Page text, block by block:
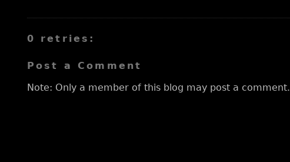
0 retries:
Post a Comment
Note: Only a member of this blog may post a comment.